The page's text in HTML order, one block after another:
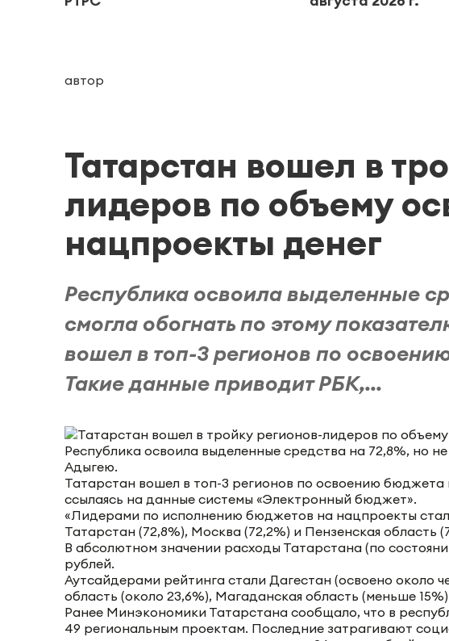
автор
Татарстан вошел в
лидеров по объему
нацпроекты денег
Республика освоила выделенные
смогла обогнать по этому
вошел в топ-3 регионов по
Такие данные приводит РБК,...
Республика освоила выделенные средства на 72,8%, но
Адыгею.
Татарстан вошел в топ-3 регионов по освоению
ссылаясь на данные системы «Электронный бюджет».
«Лидерами по исполнению бюджетов на нацпроекты
Татарстан (72,8%), Москва (72,2%) и Пензенская область
В абсолютном значении расходы Татарстана (по
рублей.
Аутсайдерами рейтинга стали Дагестан (освоено около
область (около 23,6%), Магаданская область (меньше
Ранее Минэкономики Татарстана сообщало, что в
49 региональным проектам. Последние затрагивают